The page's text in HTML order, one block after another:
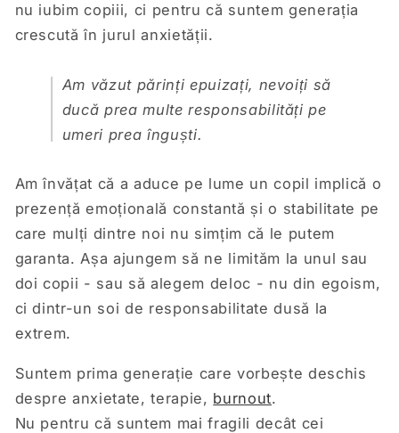
nu iubim copiii, ci pentru că suntem generația
crescută în jurul anxietății.
Am văzut părinți epuizați, nevoiți să
ducă prea multe responsabilități pe
umeri prea înguști.
Am învățat că a aduce pe lume un copil implică o
prezență emoțională constantă și o stabilitate pe
care mulți dintre noi nu simțim că le putem
garanta. Așa ajungem să ne limităm la unul sau
doi copii - sau să alegem deloc - nu din egoism,
ci dintr-un soi de responsabilitate dusă la
extrem.
Suntem prima generație care vorbește deschis
despre anxietate, terapie, burnout.
Nu pentru că suntem mai fragili decât cei